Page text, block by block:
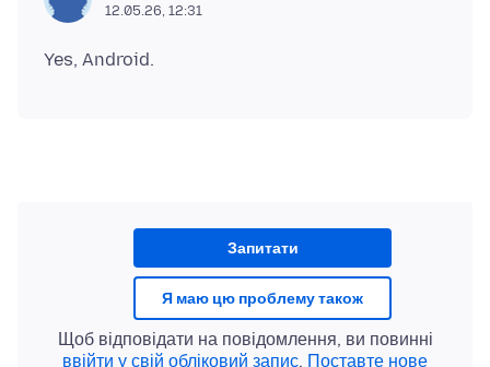
12.05.26, 12:31
Запитати
Я маю цю проблему також
Щоб відповідати на повідомлення, ви повинні
ввійти у свій обліковий запис. Поставте нове